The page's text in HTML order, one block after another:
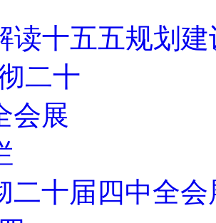
读十五五规划
二十届四中全